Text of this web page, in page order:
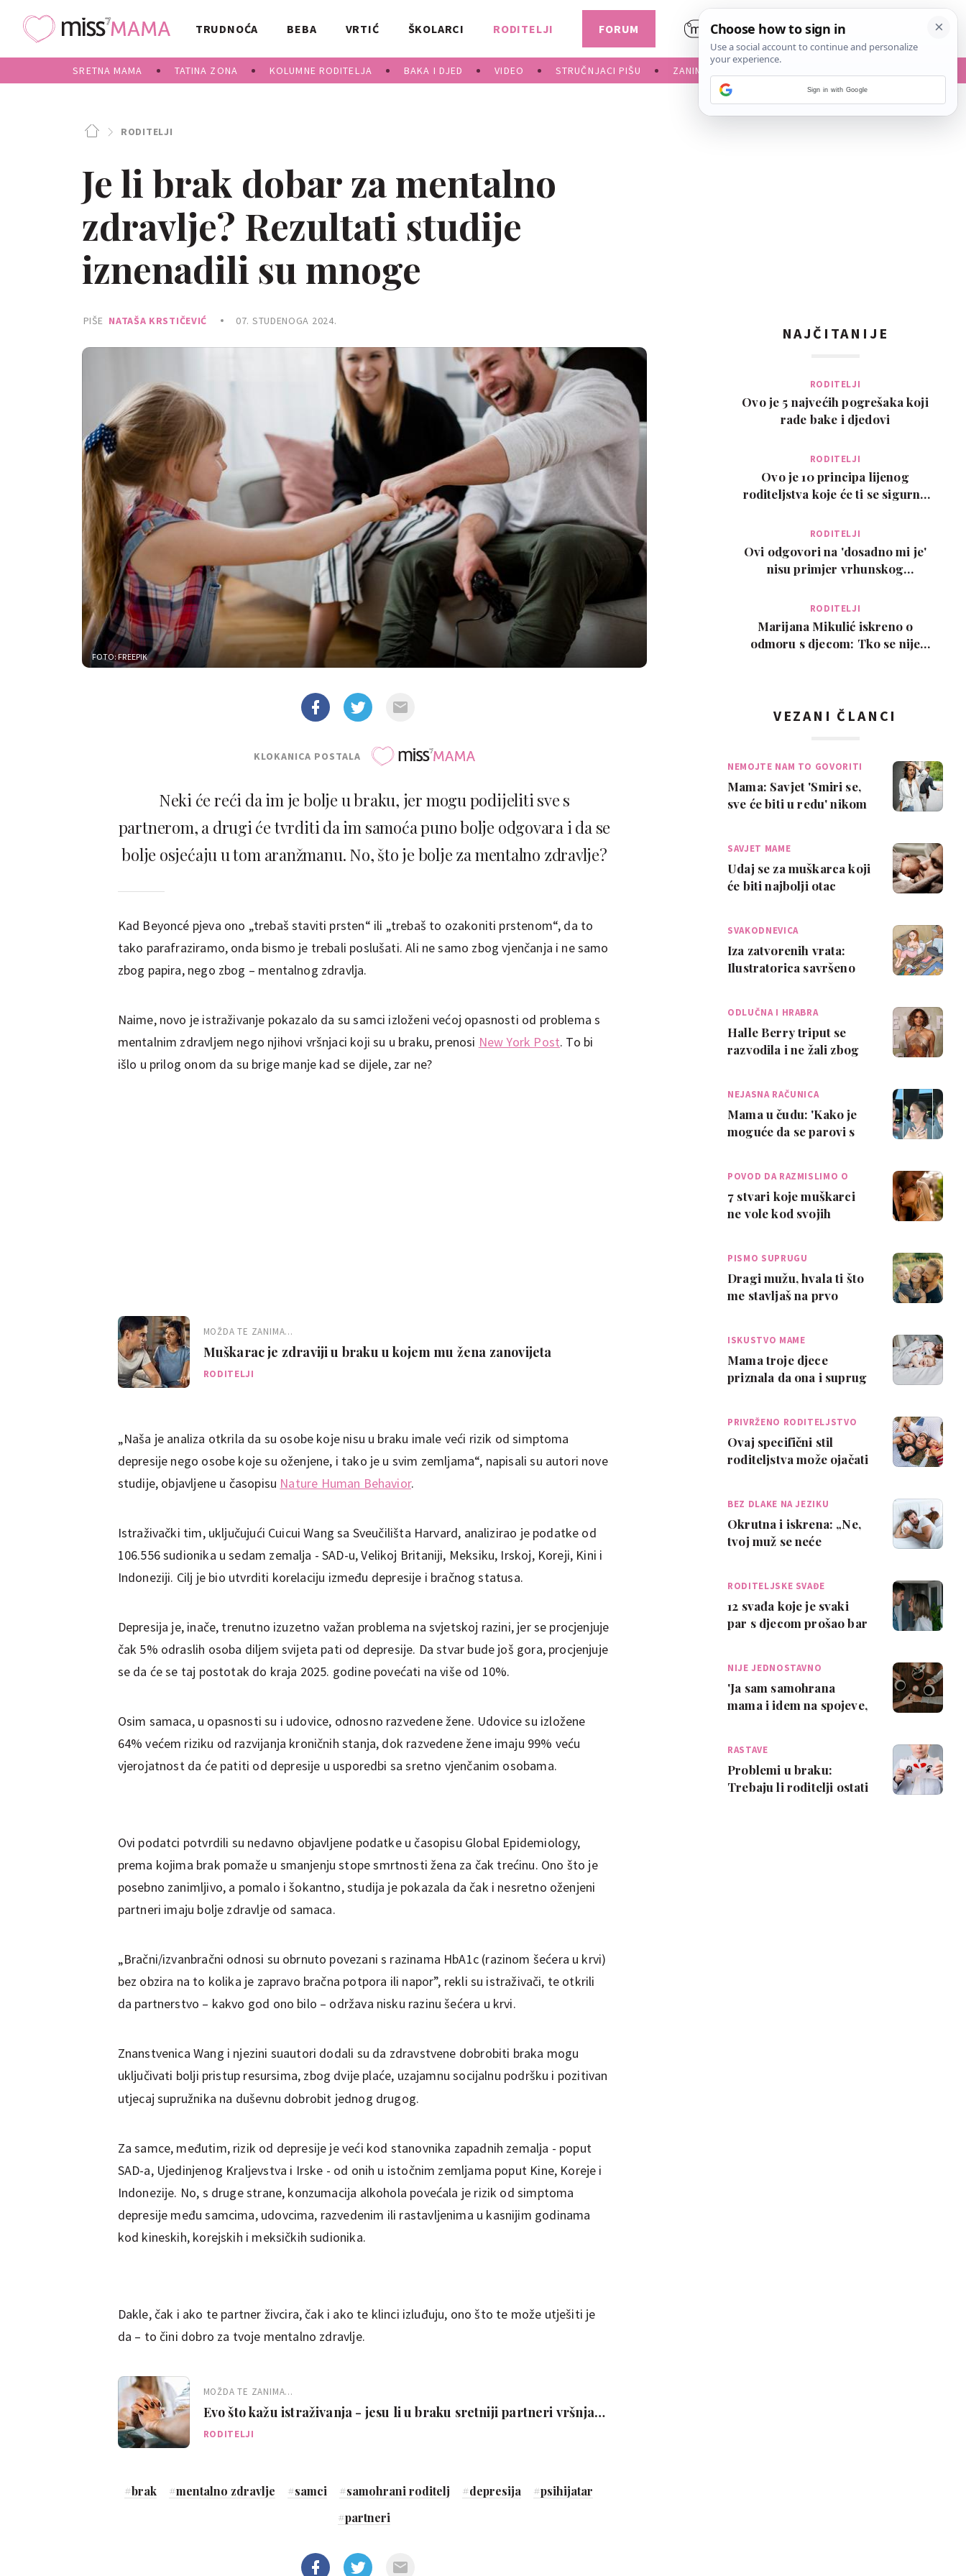
TRUDNOĆA BEBA VRTIĆ ŠKOLARCI RODITELJI
SRETNA MAMA TATINA ZONA KOLUMNE RODITELJA BAKA I DJED VIDEO STRUČNJACI PIŠU ZANIMLJIVOSTI
FORUM
RODITELJI
Je li brak dobar za mentalno
zdravlje? Rezultati studije
iznenadili su mnoge
PIŠE NATAŠA KRSTIČEVIĆ 07. STUDENOGA 2024.
FOTO: FREEPIK
KLOKANICA POSTALA
Neki će reći da im je bolje u braku, jer mogu podijeliti sve s
partnerom, a drugi će tvrditi da im samoća puno bolje odgovara i da se
bolje osjećaju u tom aranžmanu. No, što je bolje za mentalno zdravlje?
Kad Beyoncé pjeva ono „trebaš staviti prsten“ ili „trebaš to ozakoniti prstenom“, da to
tako parafraziramo, onda bismo je trebali poslušati. Ali ne samo zbog vjenčanja i ne samo
zbog papira, nego zbog – mentalnog zdravlja.
Naime, novo je istraživanje pokazalo da su samci izloženi većoj opasnosti od problema s
mentalnim zdravljem nego njihovi vršnjaci koji su u braku, prenosi New York Post. To bi
išlo u prilog onom da su brige manje kad se dijele, zar ne?
MOŽDA TE ZANIMA...
Muškarac je zdraviji u braku u kojem mu žena zanovijeta
RODITELJI
„Naša je analiza otkrila da su osobe koje nisu u braku imale veći rizik od simptoma
depresije nego osobe koje su oženjene, i tako je u svim zemljama“, napisali su autori nove
studije, objavljene u časopisu Nature Human Behavior.
Istraživački tim, uključujući Cuicui Wang sa Sveučilišta Harvard, analizirao je podatke od
106.556 sudionika u sedam zemalja - SAD-u, Velikoj Britaniji, Meksiku, Irskoj, Koreji, Kini i
Indoneziji. Cilj je bio utvrditi korelaciju između depresije i bračnog statusa.
Depresija je, inače, trenutno izuzetno važan problema na svjetskoj razini, jer se procjenjuje
čak 5% odraslih osoba diljem svijeta pati od depresije. Da stvar bude još gora, procjenjuje
se da će se taj postotak do kraja 2025. godine povećati na više od 10%.
Osim samaca, u opasnosti su i udovice, odnosno razvedene žene. Udovice su izložene
64% većem riziku od razvijanja kroničnih stanja, dok razvedene žene imaju 99% veću
vjerojatnost da će patiti od depresije u usporedbi sa sretno vjenčanim osobama.
Ovi podatci potvrdili su nedavno objavljene podatke u časopisu Global Epidemiology,
prema kojima brak pomaže u smanjenju stope smrtnosti žena za čak trećinu. Ono što je
posebno zanimljivo, a pomalo i šokantno, studija je pokazala da čak i nesretno oženjeni
partneri imaju bolje zdravlje od samaca.
„Bračni/izvanbračni odnosi su obrnuto povezani s razinama HbA1c (razinom šećera u krvi)
bez obzira na to kolika je zapravo bračna potpora ili napor”, rekli su istraživači, te otkrili
da partnerstvo – kakvo god ono bilo – održava nisku razinu šećera u krvi.
Znanstvenica Wang i njezini suautori dodali su da zdravstvene dobrobiti braka mogu
uključivati bolji pristup resursima, zbog dvije plaće, uzajamnu socijalnu podršku i pozitivan
utjecaj supružnika na duševnu dobrobit jednog drugog.
Za samce, međutim, rizik od depresije je veći kod stanovnika zapadnih zemalja - poput
SAD-a, Ujedinjenog Kraljevstva i Irske - od onih u istočnim zemljama poput Kine, Koreje i
Indonezije. No, s druge strane, konzumacija alkohola povećala je rizik od simptoma
depresije među samcima, udovcima, razvedenim ili rastavljenima u kasnijim godinama
kod kineskih, korejskih i meksičkih sudionika.
Dakle, čak i ako te partner živcira, čak i ako te klinci izluđuju, ono što te može utješiti je
da – to čini dobro za tvoje mentalno zdravlje.
MOŽDA TE ZANIMA...
Evo što kažu istraživanja - jesu li u braku sretniji partneri vršnjaci
ili oni s razlikom u godinama
RODITELJI
#brak #mentalno zdravlje #samci #samohrani roditelj #depresija #psihijatar
#partneri
NAJČITANIJE
RODITELJI
Ovo je 5 najvećih pogrešaka koji
rade bake i djedovi
RODITELJI
Ovo je 10 principa lijenog
roditeljstva koje će ti se sigurno
RODITELJI
Ovi odgovori na 'dosadno mi je'
nisu primjer vrhunskog
RODITELJI
Marijana Mikulić iskreno o
odmoru s djecom: Tko se nije
VEZANI ČLANCI
NEMOJTE NAM TO GOVORITI
Mama: Savjet 'Smiri se,
sve će biti u redu' nikom
SAVJET MAME
Udaj se za muškarca koji
će biti najbolji otac
SVAKODNEVICA
Iza zatvorenih vrata:
Ilustratorica savršeno
ODLUČNA I HRABRA
Halle Berry triput se
razvodila i ne žali zbog
NEJASNA RAČUNICA
Mama u čudu: 'Kako je
moguće da se parovi s
POVOD DA RAZMISLIMO O
7 stvari koje muškarci
ne vole kod svojih
PISMO SUPRUGU
Dragi mužu, hvala ti što
me stavljaš na prvo
ISKUSTVO MAME
Mama troje djece
priznala da ona i suprug
PRIVRŽENO RODITELJSTVO
Ovaj specifični stil
roditeljstva može ojačati
BEZ DLAKE NA JEZIKU
Okrutna i iskrena: „Ne,
tvoj muž se neće
RODITELJSKE SVAĐE
12 svađa koje je svaki
par s djecom prošao bar
NIJE JEDNOSTAVNO
'Ja sam samohrana
mama i idem na spojeve,
RASTAVE
Problemi u braku:
Trebaju li roditelji ostati
Sign in with Google